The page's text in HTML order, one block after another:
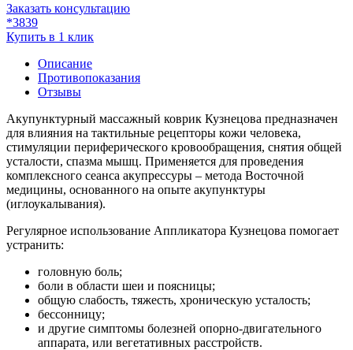
Заказать консультацию
*3839
Купить в 1 клик
Описание
Противопоказания
Отзывы
Акупунктурный массажный коврик Кузнецова предназначен
для влияния на тактильные рецепторы кожи человека,
стимуляции периферического кровообращения, снятия общей
усталости, спазма мышц. Применяется для проведения
комплексного сеанса акупрессуры – метода Восточной
медицины, основанного на опыте акупунктуры
(иглоукалывания).
Регулярное использование Аппликатора Кузнецова помогает
устранить:
головную боль;
боли в области шеи и поясницы;
общую слабость, тяжесть, хроническую усталость;
бессонницу;
и другие симптомы болезней опорно-двигательного
аппарата, или вегетативных расстройств.